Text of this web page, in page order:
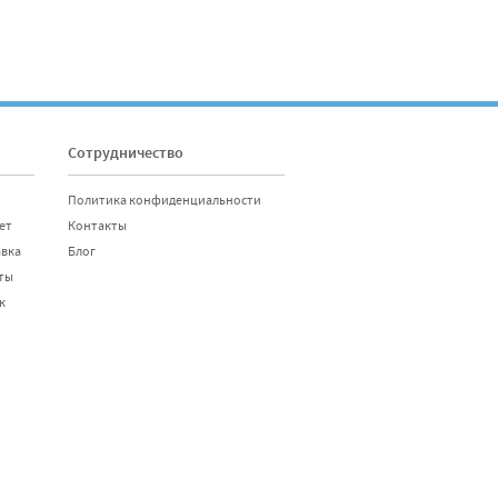
Сотрудничество
Политика конфиденциальности
Контакты
Блог